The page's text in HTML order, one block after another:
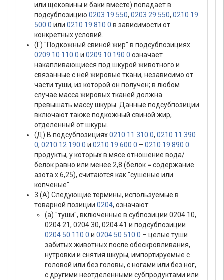
или щековины и баки вместе) попадает в
подсубпозицию 0203 19 550, 0203 29 550, 0210 19
500 0 или 0210 19 810 0 в зависимости от
конкретных условий.
(Г) "Подкожный свиной жир" в подсубпозициях
0209 10 110 0 и 0209 10 190 0 означает
накапливающиеся под шкурой животного и
связанные с ней жировые ткани, независимо от
части туши, из которой он получен; в любом
случае масса жировых тканей должна
превышать массу шкуры. Данные подсубпозиции
включают также подкожный свиной жир,
отделенный от шкуры.
(Д) В подсубпозициях0210 11 310 0, 0210 11 390
0, 0210 12 190 0 и 0210 19 600 0 – 0210 19 890 0
продукты, у которых в мясе отношение вода/
белок равно или менее 2,8 (белок = содержание
азота х 6,25), считаются как "сушеные или
копченые".
3 (А) Следующие термины, используемые в
товарной позиции 0204, означают:
(а) "туши", включенные в субпозиции 0204 10,
0204 21, 0204 30, 0204 41 и подсубпозиции
0204 50 110 0 и 0204 50 510 0 – целые туши
забитых животных после обескровливания,
нутровки и снятия шкуры, импортируемые с
головой или без головы, с ногами или без ног,
с другими неотделенными субпродуктами или